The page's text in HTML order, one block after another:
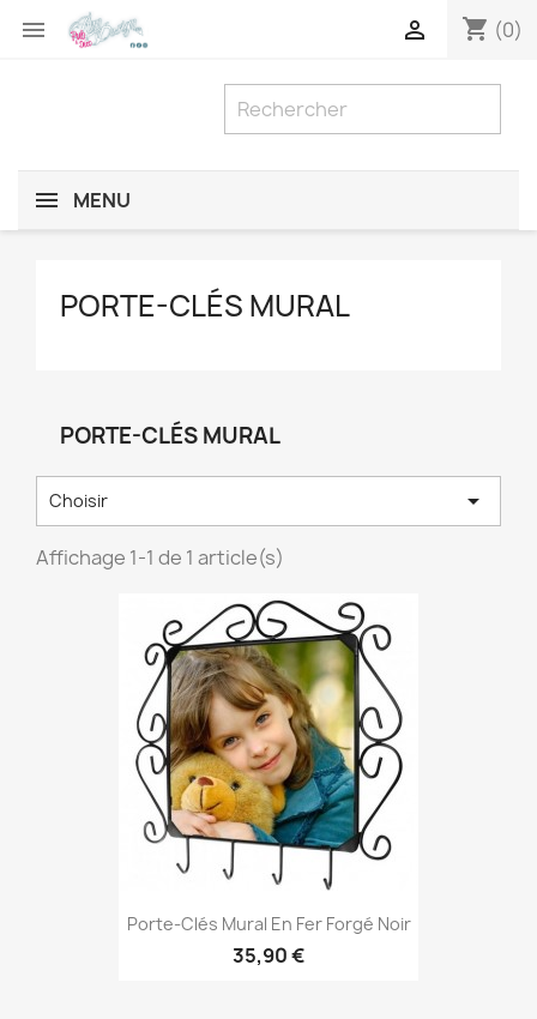
 shopping_cart (0)

MENU
PORTE-CLÉS MURAL
PORTE-CLÉS MURAL
Choisir 
Affichage 1-1 de 1 article(s)
Porte-Clés Mural En Fer Forgé Noir
35,90 €